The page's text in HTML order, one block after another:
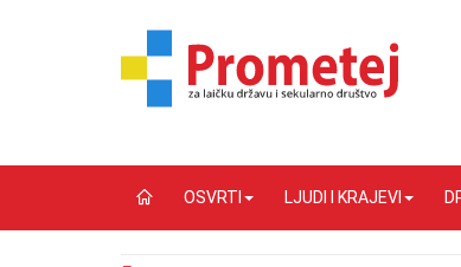
OSVRTI LJUDI I KRAJEVI